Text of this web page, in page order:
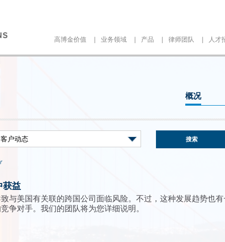
高博金价值 | 业务领域 | 产品 | 律师团队 | 人才
概况
获益
与美国有关联的跨国公司面临风险。不过，这种发展趋势也
争对手。我们的团队将为您详细说明。